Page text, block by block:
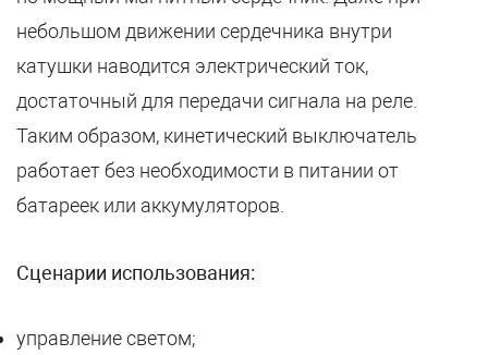
небольшом движении сердечника внутри
катушки наводится электрический ток,
достаточный для передачи сигнала на реле.
Таким образом, кинетический выключатель
работает без необходимости в питании от
батареек или аккумуляторов.
Сценарии использования:
управление светом;